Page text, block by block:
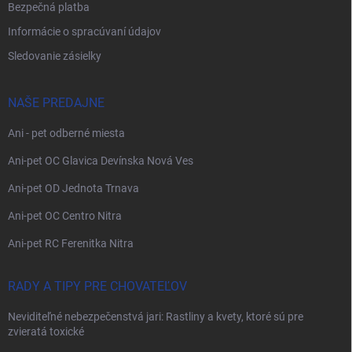
Bezpečná platba
Informácie o spracúvaní údajov
Sledovanie zásielky
NAŠE PREDAJNE
Ani - pet odberné miesta
Ani-pet OC Glavica Devínska Nová Ves
Ani-pet OD Jednota Trnava
Ani-pet OC Centro Nitra
Ani-pet RC Ferenitka Nitra
RADY A TIPY PRE CHOVATEĽOV
Neviditeľné nebezpečenstvá jari: Rastliny a kvety, ktoré sú pre
zvieratá toxické